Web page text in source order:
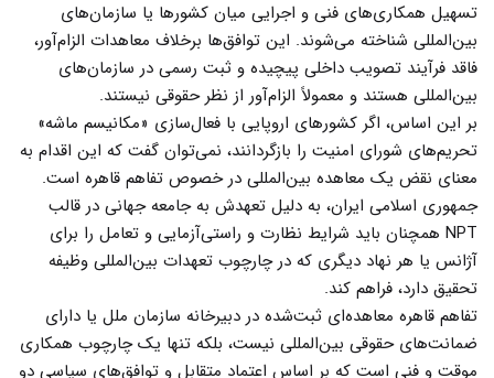
تسهیل همکاری‌های فنی و اجرایی میان کشورها یا سازمان‌های
بین‌المللی شناخته می‌شوند. این توافق‌ها برخلاف معاهدات الزام‌آور،
فاقد فرآیند تصویب داخلی پیچیده و ثبت رسمی در سازمان‌های
بین‌المللی هستند و معمولاً الزام‌آور از نظر حقوقی نیستند.
بر این اساس، اگر کشورهای اروپایی با فعال‌سازی «مکانیسم ماشه»
تحریم‌های شورای امنیت را بازگردانند، نمی‌توان گفت که این اقدام به
معنای نقض یک معاهده بین‌المللی در خصوص تفاهم قاهره است.
جمهوری اسلامی ایران، به دلیل تعهدش به جامعه جهانی در قالب
NPT همچنان باید شرایط نظارت و راستی‌آزمایی و تعامل را برای
آژانس یا هر نهاد دیگری که در چارچوب تعهدات بین‌المللی وظیفه
تحقیق دارد، فراهم کند.
تفاهم قاهره معاهده‌ای ثبت‌شده در دبیرخانه سازمان ملل یا دارای
ضمانت‌های حقوقی بین‌المللی نیست، بلکه تنها یک چارچوب همکاری
موقت و فنی است که بر اساس اعتماد متقابل و توافق‌های سیاسی دو